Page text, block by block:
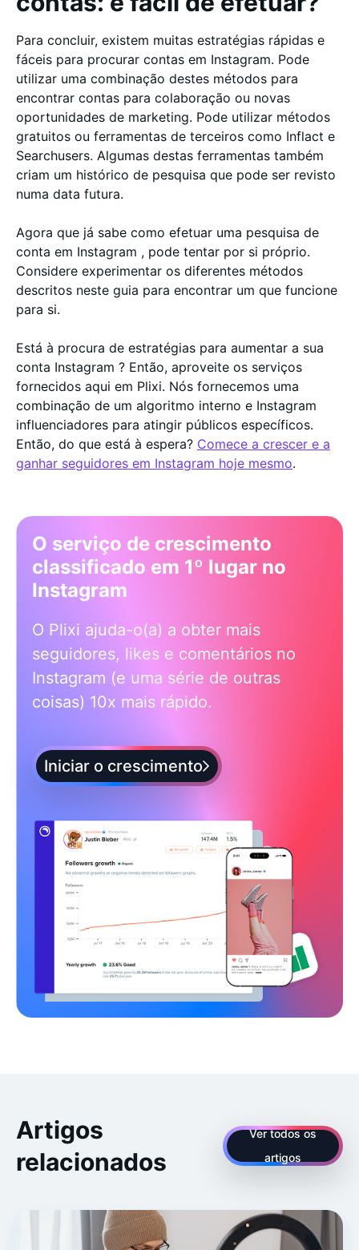
Para concluir, existem muitas estratégias rápidas e
fáceis para procurar contas em Instagram. Pode
utilizar uma combinação destes métodos para
encontrar contas para colaboração ou novas
oportunidades de marketing. Pode utilizar métodos
gratuitos ou ferramentas de terceiros como Inflact e
Searchusers. Algumas destas ferramentas também
criam um histórico de pesquisa que pode ser revisto
numa data futura.
Agora que já sabe como efetuar uma pesquisa de
conta em Instagram , pode tentar por si próprio.
Considere experimentar os diferentes métodos
descritos neste guia para encontrar um que funcione
para si.
Está à procura de estratégias para aumentar a sua
conta Instagram ? Então, aproveite os serviços
fornecidos aqui em Plixi. Nós fornecemos uma
combinação de um algoritmo interno e Instagram
influenciadores para atingir públicos específicos.
Então, do que está à espera? Comece a crescer e a
ganhar seguidores em Instagram hoje mesmo.
O serviço de crescimento
classificado em 1º lugar no
Instagram
O Plixi ajuda-o(a) a obter mais
seguidores, likes e comentários no
Instagram (e uma série de outras
coisas) 10x mais rápido.
Iniciar o crescimento
Artigos
relacionados
Ver todos os
artigos